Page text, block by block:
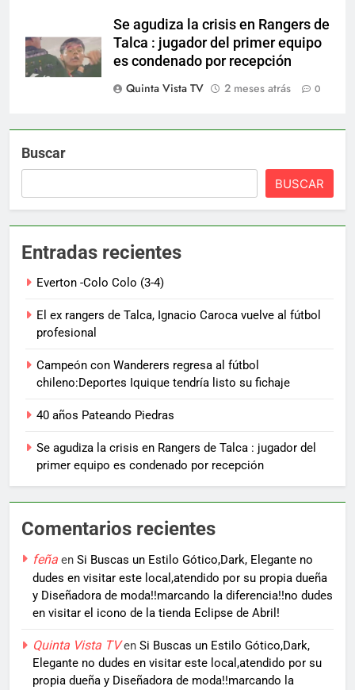
Se agudiza la crisis en Rangers de
Talca : jugador del primer equipo
es condenado por recepción
Quinta Vista TV
2 meses atrás 0
Buscar
BUSCAR
Entradas recientes
Everton -Colo Colo (3-4)
El ex rangers de Talca, Ignacio Caroca vuelve al fútbol
profesional
Campeón con Wanderers regresa al fútbol
chileno:Deportes Iquique tendría listo su fichaje
40 años Pateando Piedras
Se agudiza la crisis en Rangers de Talca : jugador del
primer equipo es condenado por recepción
Comentarios recientes
feña en Si Buscas un Estilo Gótico,Dark, Elegante no
dudes en visitar este local,atendido por su propia dueña
y Diseñadora de moda!!marcando la diferencia!!no dudes
en visitar el icono de la tienda Eclipse de Abril!
Quinta Vista TVen Si Buscas un Estilo Gótico,Dark,
Elegante no dudes en visitar este local,atendido por su
propia dueña y Diseñadora de moda!!marcando la